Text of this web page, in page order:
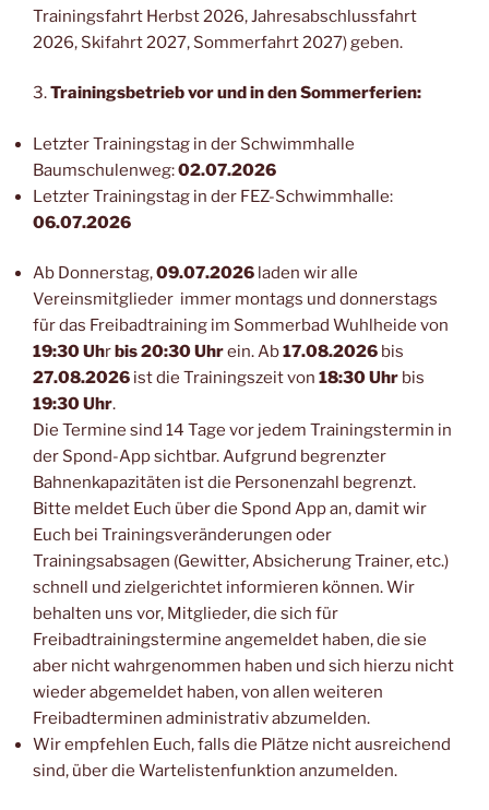
Trainingsfahrt Herbst 2026, Jahresabschlussfahrt
2026, Skifahrt 2027, Sommerfahrt 2027) geben.
3.Trainingsbetrieb vor und in den Sommerferien:
Letzter Trainingstag in der Schwimmhalle
Baumschulenweg:02.07.2026
Letzter Trainingstag in der FEZ-Schwimmhalle:
06.07.2026
Ab Donnerstag,09.07.2026 laden wir alle
Vereinsmitglieder immer montags und donnerstags
für das Freibadtraining im Sommerbad Wuhlheide von
19:30 Uhrbis 20:30 Uhrein. Ab17.08.2026 bis
27.08.2026 ist die Trainingszeit von 18:30 Uhr bis
19:30 Uhr.
Die Termine sind 14 Tage vor jedem Trainingstermin in
der Spond-App sichtbar. Aufgrund begrenzter
Bahnenkapazitäten ist die Personenzahl begrenzt.
Bitte meldet Euch über die Spond App an, damit wir
Euch bei Trainingsveränderungen oder
Trainingsabsagen (Gewitter, Absicherung Trainer, etc.)
schnell und zielgerichtet informieren können. Wir
behalten uns vor, Mitglieder, die sich für
Freibadtrainingstermine angemeldet haben, die sie
aber nicht wahrgenommen haben und sich hierzu nicht
wieder abgemeldet haben, von allen weiteren
Freibadterminen administrativ abzumelden.
Wir empfehlen Euch, falls die Plätze nicht ausreichend
sind, über die Wartelistenfunktion anzumelden.